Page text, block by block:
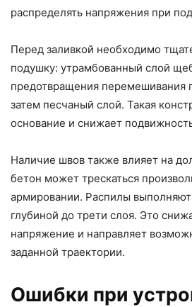
распределять напряжения при
Перед заливкой необходимо
подушку: утрамбованный слой
предотвращения перемешивания
затем песчаный слой. Такая
основание и снижает
Наличие швов также влияет на
бетон может трескаться
армировании. Распилы выполняют
глубиной до трети слоя. Это
напряжение и направляет
заданной траектории.
Ошибки при